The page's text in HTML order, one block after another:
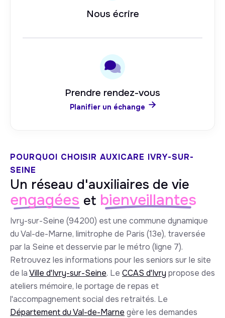
Nous écrire
Prendre rendez-vous
Planifier un échange 
POURQUOI CHOISIR AUXICARE IVRY-SUR-
SEINE
Un réseau d'auxiliaires de vie
engagées et bienveillantes
Ivry-sur-Seine (94200) est une commune dynamique
du Val-de-Marne, limitrophe de Paris (13e), traversée
par la Seine et desservie par le métro (ligne 7).
Retrouvez les informations pour les seniors sur le site
de laVille d'Ivry-sur-Seine. Le CCAS d'Ivry propose des
ateliers mémoire, le portage de repas et
l'accompagnement social des retraités. Le
Département du Val-de-Marne gère les demandes